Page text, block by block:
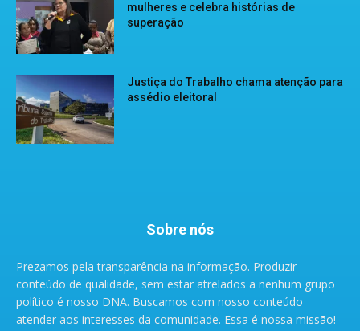
mulheres e celebra histórias de
superação
Justiça do Trabalho chama atenção para
assédio eleitoral
Sobre nós
Prezamos pela transparência na informação. Produzir
conteúdo de qualidade, sem estar atrelados a nenhum grupo
político é nosso DNA. Buscamos com nosso conteúdo
atender aos interesses da comunidade. Essa é nossa missão!